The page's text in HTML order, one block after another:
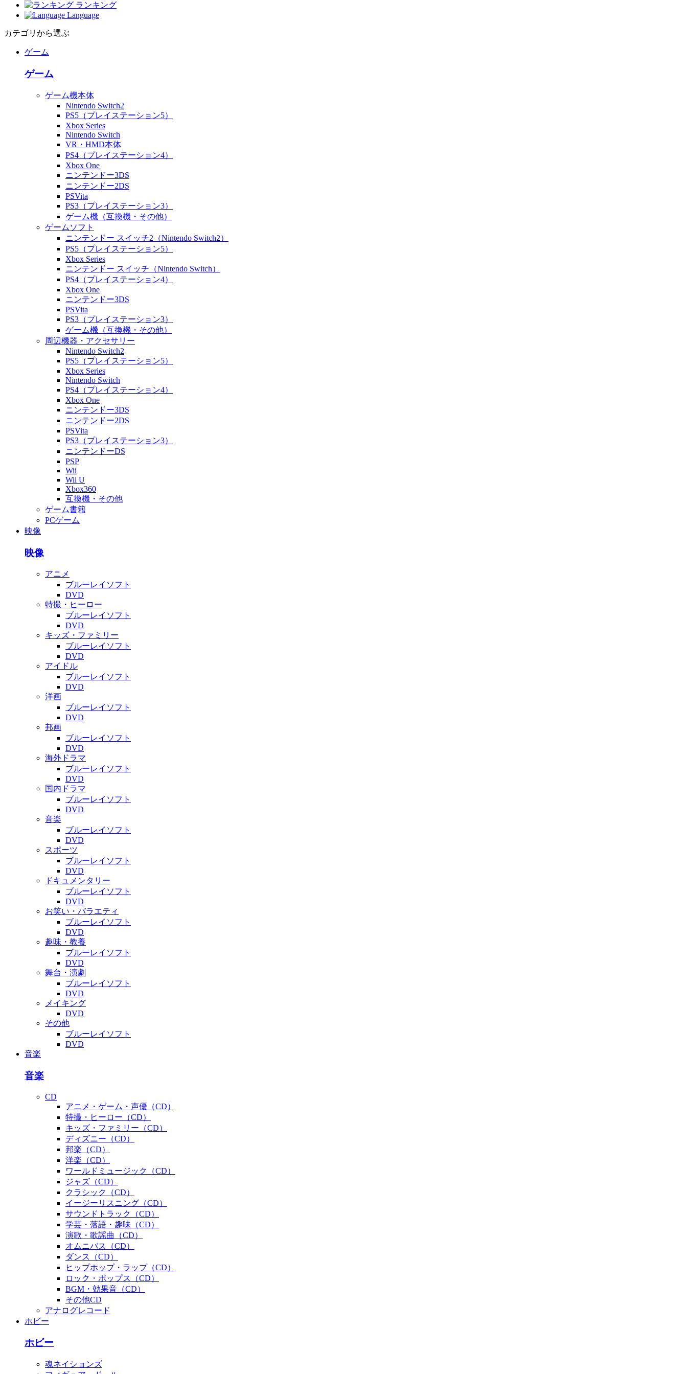
ランキング
Language
カテゴリから選ぶ
ゲーム
ゲーム
ゲーム機本体
Nintendo Switch2
PS5（プレイステーション5）
Xbox Series
Nintendo Switch
VR・HMD本体
PS4（プレイステーション4）
Xbox One
ニンテンドー3DS
ニンテンドー2DS
PSVita
PS3（プレイステーション3）
ゲーム機（互換機・その他）
ゲームソフト
ニンテンドー スイッチ2（Nintendo Switch2）
PS5（プレイステーション5）
Xbox Series
ニンテンドー スイッチ（Nintendo Switch）
PS4（プレイステーション4）
Xbox One
ニンテンドー3DS
PSVita
PS3（プレイステーション3）
ゲーム機（互換機・その他）
周辺機器・アクセサリー
Nintendo Switch2
PS5（プレイステーション5）
Xbox Series
Nintendo Switch
PS4（プレイステーション4）
Xbox One
ニンテンドー3DS
ニンテンドー2DS
PSVita
PS3（プレイステーション3）
ニンテンドーDS
PSP
Wii
Wii U
Xbox360
互換機・その他
ゲーム書籍
PCゲーム
映像
映像
アニメ
ブルーレイソフト
DVD
特撮・ヒーロー
ブルーレイソフト
DVD
キッズ・ファミリー
ブルーレイソフト
DVD
アイドル
ブルーレイソフト
DVD
洋画
ブルーレイソフト
DVD
邦画
ブルーレイソフト
DVD
海外ドラマ
ブルーレイソフト
DVD
国内ドラマ
ブルーレイソフト
DVD
音楽
ブルーレイソフト
DVD
スポーツ
ブルーレイソフト
DVD
ドキュメンタリー
ブルーレイソフト
DVD
お笑い・バラエティ
ブルーレイソフト
DVD
趣味・教養
ブルーレイソフト
DVD
舞台・演劇
ブルーレイソフト
DVD
メイキング
DVD
その他
ブルーレイソフト
DVD
音楽
音楽
CD
アニメ・ゲーム・声優（CD）
特撮・ヒーロー（CD）
キッズ・ファミリー（CD）
ディズニー（CD）
邦楽（CD）
洋楽（CD）
ワールドミュージック（CD）
ジャズ（CD）
クラシック（CD）
イージーリスニング（CD）
サウンドトラック（CD）
学芸・落語・趣味（CD）
演歌・歌謡曲（CD）
オムニバス（CD）
ダンス（CD）
ヒップホップ・ラップ（CD）
ロック・ポップス（CD）
BGM・効果音（CD）
その他CD
アナログレコード
ホビー
ホビー
魂ネイションズ